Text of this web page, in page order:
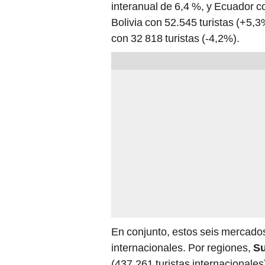
interanual de 6,4 %, y Ecuador
Bolivia con 52.545 turistas
con 32 818 turistas (-4,2%).
En conjunto, estos seis
internacionales. Por regiones,